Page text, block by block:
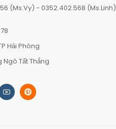
(Ms.Vy) - 0352.402.568 (Ms.Linh)
Hải Phòng
Ngô Tất Thắng